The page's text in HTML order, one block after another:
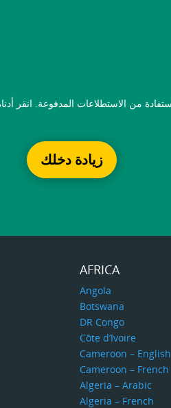
زيادة دخلك
AFRICA
Angola
Botswana
DR Congo
Côte d’Ivoire
Cameroon – English
Cameroon – French
Algeria – Arabic
Algeria – French